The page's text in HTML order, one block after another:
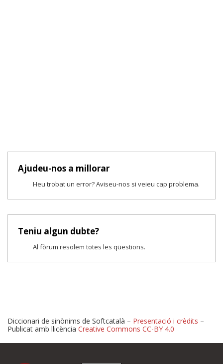
Ajudeu-nos a millorar
Heu trobat un error? Aviseu-nos si veieu cap problema.
Teniu algun dubte?
Al fòrum resolem totes les qüestions.
Diccionari de sinònims de Softcatalà – Presentació i crèdits –
Publicat amb llicència Creative Commons CC-BY 4.0